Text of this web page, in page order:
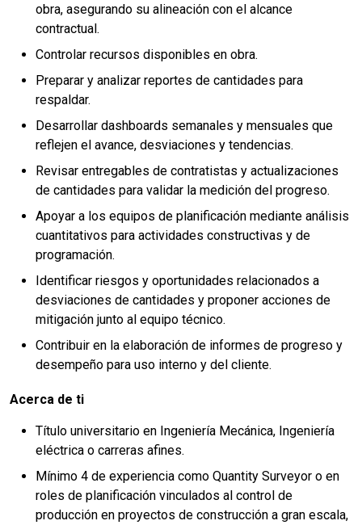
obra, asegurando su alineación con el alcance
contractual.
Controlar recursos disponibles en obra.
Preparar y analizar reportes de cantidades para
respaldar.
Desarrollar dashboards semanales y mensuales que
reflejen el avance, desviaciones y tendencias.
Revisar entregables de contratistas y actualizaciones
de cantidades para validar la medición del progreso.
Apoyar a los equipos de planificación mediante análisis
cuantitativos para actividades constructivas y de
programación.
Identificar riesgos y oportunidades relacionados a
desviaciones de cantidades y proponer acciones de
mitigación junto al equipo técnico.
Contribuir en la elaboración de informes de progreso y
desempeño para uso interno y del cliente.
Acerca de ti
Título universitario en Ingeniería Mecánica, Ingeniería
eléctrica o carreras afines.
Mínimo 4 de experiencia como Quantity Surveyor o en
roles de planificación vinculados al control de
producción en proyectos de construcción a gran escala,